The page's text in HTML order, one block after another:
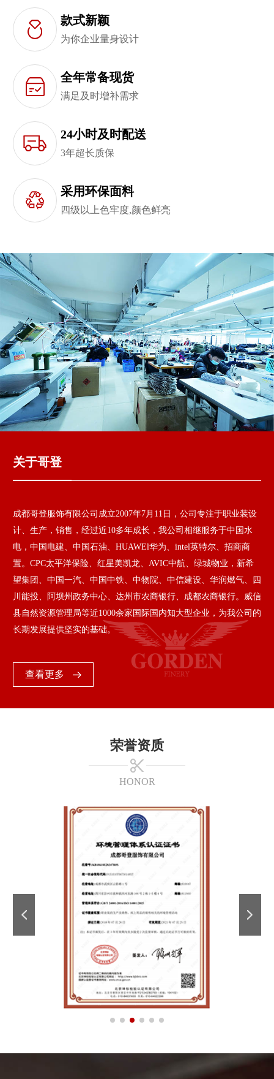
款式新颖
为你企业量身设计
全年常备现货
满足及时增补需求
24小时及时配送
3年超长质保
采用环保面料
四级以上色牢度,颜色鲜亮
关于哥登
成都哥登服饰有限公司成立2007年7月11日，公司专注于职业装设
计、生产，销售，经过近10多年成长，我公司相继服务于中国水
电，中国电建、中国石油、HUAWEl华为、intel英特尔、招商商
置。CPC太平洋保险、红星美凯龙、AVIC中航、绿城物业，新希
望集团、中国一汽、中国中铁、中物院、中信建设、华润燃气、四
川能投、阿坝州政务中心、达州市农商银行、成都农商银行。威信
县自然资源管理局等近1000余家国际国内知大型企业，为我公司的
长期发展提供坚实的基础。
查看更多
荣誉资质
HONOR